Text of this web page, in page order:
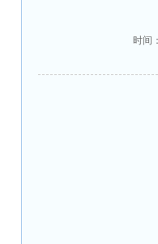
时间